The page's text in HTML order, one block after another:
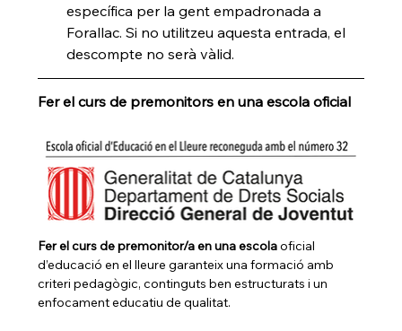
específica per la gent empadronada a
Forallac. Si no utilitzeu aquesta entrada, el
descompte no serà vàlid.
Fer el curs de premonitors en una escola oficial
Fer el curs de premonitor/a en una escola oficial
d’educació en el lleure garanteix una formació amb
criteri pedagògic, continguts ben estructurats i un
enfocament educatiu de qualitat.